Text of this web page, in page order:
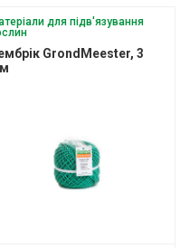
для підв'язування
GrondMeester, 3